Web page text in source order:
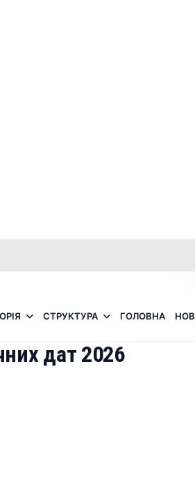
СТРУКТУРА ГОЛОВНА
дат 2026